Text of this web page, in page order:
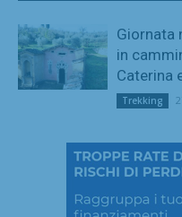
Giornata
in
Caterina
Trekking